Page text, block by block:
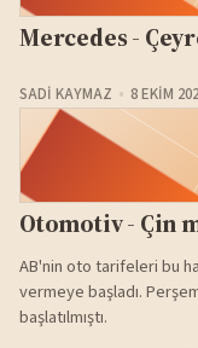
Mercedes -
SADI KAYMAZ 8 EKIM
Otomotiv - Çin
AB'nin oto tarifeleri bu
vermeye başladı.
başlatılmıştı.